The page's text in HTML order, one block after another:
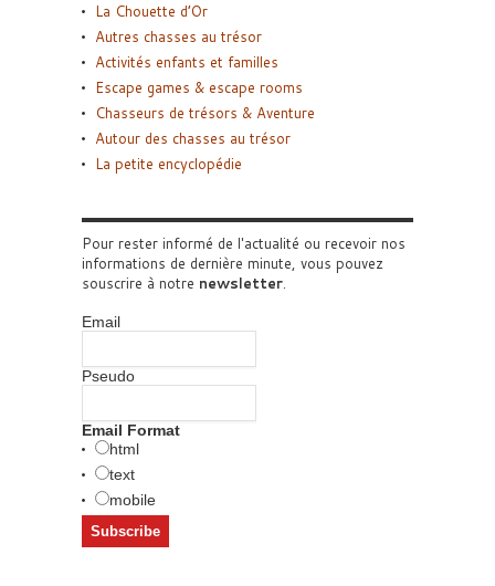
La Chouette d’Or
Autres chasses au trésor
Activités enfants et familles
Escape games & escape rooms
Chasseurs de trésors & Aventure
Autour des chasses au trésor
La petite encyclopédie
Pour rester informé de l'actualité ou recevoir nos
informations de dernière minute, vous pouvez
souscrire à notre newsletter.
Email
Pseudo
Email Format
html
text
mobile